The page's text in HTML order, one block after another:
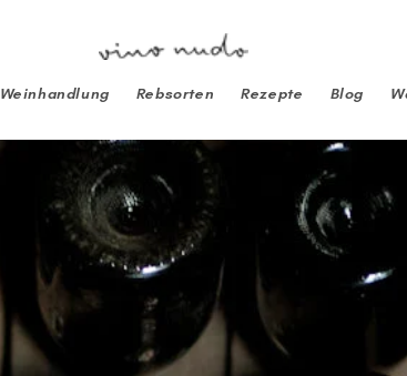
Weinhandlung Rebsorten Rezepte Blog